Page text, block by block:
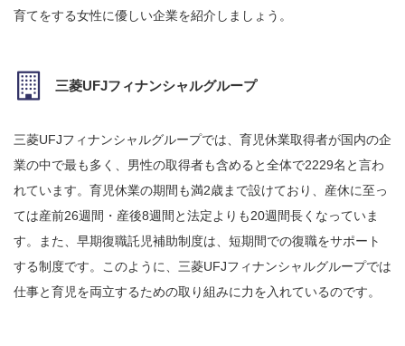
育てをする女性に優しい企業を紹介しましょう。
三菱UFJフィナンシャルグループ
三菱UFJフィナンシャルグループでは、育児休業取得者が国内の企
業の中で最も多く、男性の取得者も含めると全体で2229名と言わ
れています。育児休業の期間も満2歳まで設けており、産休に至っ
ては産前26週間・産後8週間と法定よりも20週間長くなっていま
す。また、早期復職託児補助制度は、短期間での復職をサポート
する制度です。このように、三菱UFJフィナンシャルグループでは
仕事と育児を両立するための取り組みに力を入れているのです。